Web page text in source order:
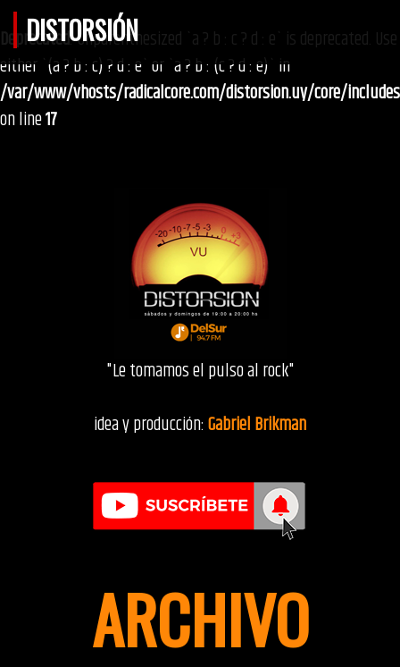
Deprecated: Unparenthesized `a ? b : c ? d : e` is deprecated. Use
either `(a ? b : c) ? d : e` or `a ? b : (c ? d : e)` in
/var/www/vhosts/radicalcore.com/distorsion.uy/core/
on line17
DISTORSIÓN
"Le tomamos el pulso al rock"
idea y producción:Gabriel Brikman
ARCHIVO